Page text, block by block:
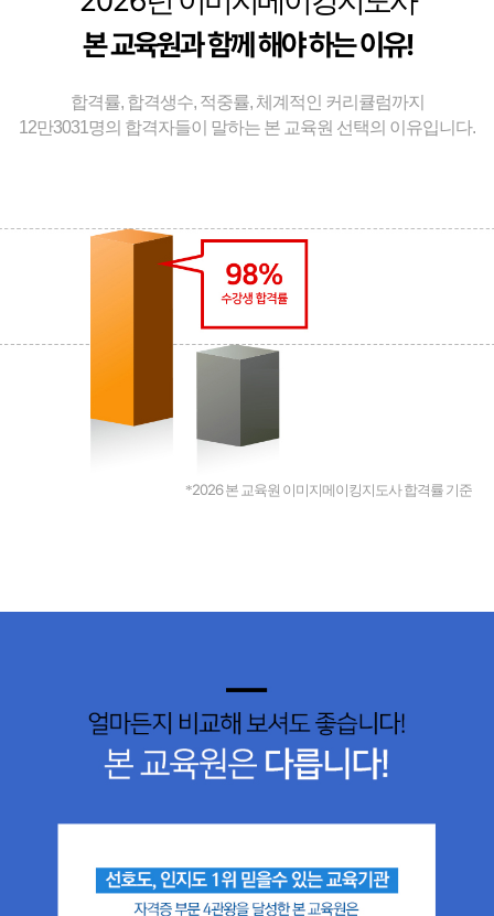
본 교육원과 함께 해야 하는 이유!
합격률, 합격생수, 적중률, 체계적인 커리큘럼까지
12만3031명의 합격자들이 말하는 본 교육원 선택의 이유입니다.
*2026본 교육원 이미지메이킹지도사 합격률 기준